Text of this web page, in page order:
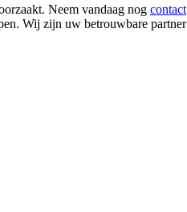
Neem vandaag nog contact
Wij zijn uw betrouwbare partner